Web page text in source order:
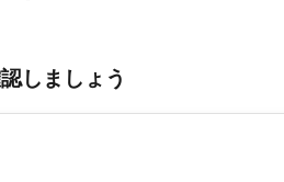
しましょう